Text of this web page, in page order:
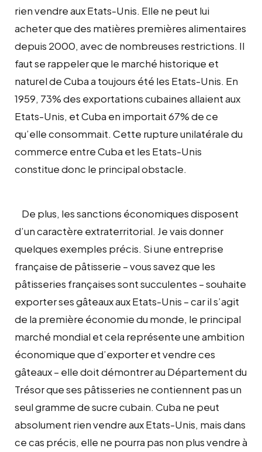
rien vendre aux Etats-Unis. Elle ne peut lui
acheter que des matières premières alimentaires
depuis 2000, avec de nombreuses restrictions. Il
faut se rappeler que le marché historique et
naturel de Cuba a toujours été les Etats-Unis. En
1959, 73% des exportations cubaines allaient aux
Etats-Unis, et Cuba en importait 67% de ce
qu’elle consommait. Cette rupture unilatérale du
commerce entre Cuba et les Etats-Unis
constitue donc le principal obstacle.
De plus, les sanctions économiques disposent
d’un caractère extraterritorial. Je vais donner
quelques exemples précis. Si une entreprise
française de pâtisserie – vous savez que les
pâtisseries françaises sont succulentes – souhaite
exporter ses gâteaux aux Etats-Unis – car il s’agit
de la première économie du monde, le principal
marché mondial et cela représente une ambition
économique que d’exporter et vendre ces
gâteaux – elle doit démontrer au Département du
Trésor que ses pâtisseries ne contiennent pas un
seul gramme de sucre cubain. Cuba ne peut
absolument rien vendre aux Etats-Unis, mais dans
ce cas précis, elle ne pourra pas non plus vendre à